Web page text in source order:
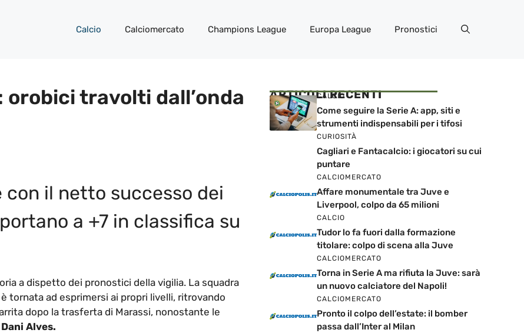
Calcio Calciomercato Champions League Europa League Pronostici
travolti dall’onda
il netto successo dei
a +7 in classifica su
a dispetto dei pronostici della vigilia. La squadra
tornata ad esprimersi ai propri livelli, ritrovando
dopo la trasferta di Marassi, nonostante le
Alves.
ARTICOLI RECENTI
CALCIO
Come seguire la Serie A: app, siti e
strumenti indispensabili per i tifosi
CURIOSITÀ
Cagliari e Fantacalcio: i giocatori su cui
puntare
CALCIOMERCATO
Affare monumentale tra Juve e
Liverpool, colpo da 65 milioni
CALCIO
Tudor lo fa fuori dalla formazione
titolare: colpo di scena alla Juve
CALCIOMERCATO
Torna in Serie A ma rifiuta la Juve: sarà
un nuovo calciatore del Napoli!
CALCIOMERCATO
Pronto il colpo dell’estate: il bomber
passa dall’Inter al Milan